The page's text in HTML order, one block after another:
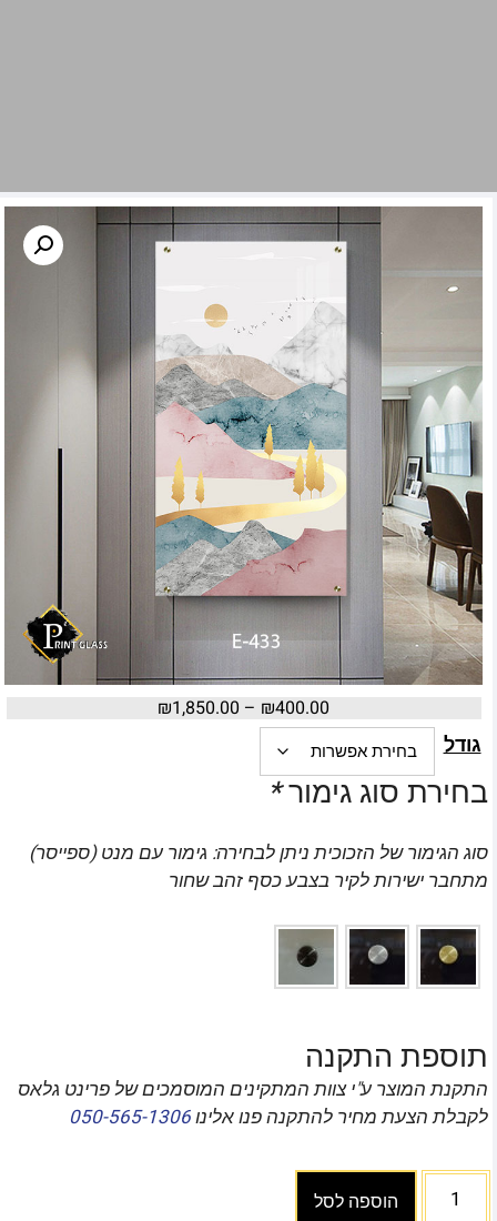
₪400.00
–
₪1,850.00
גודל
בחירת סוג גימור*
סוג הגימור של הזכוכית ניתן לבחירה: גימור עם מנט (ספייסר)
מתחבר ישירות לקיר בצבע כסף זהב שחור
תוספת התקנה
התקנת המוצר ע"י צוות המתקינים המוסמכים של פרינט גלאס
לקבלת הצעת מחיר להתקנה פנו אלינו050-565-1306
הוספה לסל